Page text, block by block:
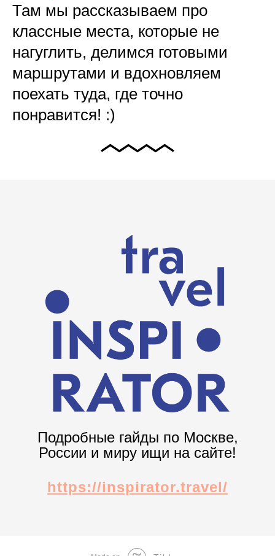
Там мы рассказываем про
классные места, которые не
нагуглить, делимся готовыми
маршрутами и вдохновляем
поехать туда, где точно
понравится! :)
Подробные гайды по Москве,
России и миру ищи на сайте!
https://inspirator.travel/